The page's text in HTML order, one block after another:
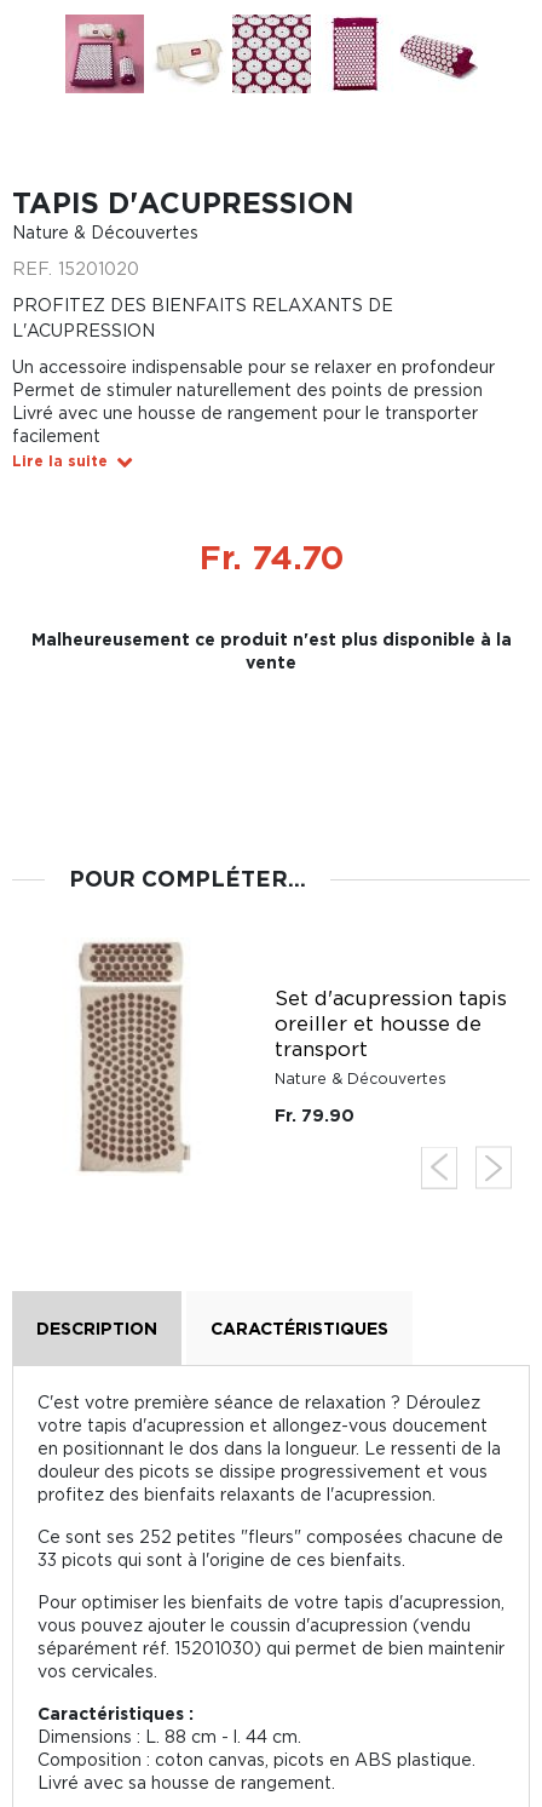
TAPIS D'ACUPRESSION
Nature & Découvertes
REF. 15201020
PROFITEZ DES BIENFAITS RELAXANTS DE
L'ACUPRESSION
Un accessoire indispensable pour se relaxer en profondeur
Permet de stimuler naturellement des points de pression
Livré avec une housse de rangement pour le transporter
facilement
Lire la suite
Fr. 74.70
Malheureusement ce produit n'est plus disponible à la
vente
POUR COMPLÉTER...
Set d'acupression tapis
oreiller et housse de
transport
Nature & Découvertes
Fr. 79.90
DESCRIPTION CARACTÉRISTIQUES
C'est votre première séance de relaxation ? Déroulez
votre tapis d'acupression et allongez-vous doucement
en positionnant le dos dans la longueur. Le ressenti de la
douleur des picots se dissipe progressivement et vous
profitez des bienfaits relaxants de l'acupression.
Ce sont ses 252 petites "fleurs" composées chacune de
33 picots qui sont à l'origine de ces bienfaits.
Pour optimiser les bienfaits de votre tapis d'acupression,
vous pouvez ajouter le coussin d'acupression (vendu
séparément réf. 15201030) qui permet de bien maintenir
vos cervicales.
Caractéristiques :
Dimensions : L. 88 cm - l. 44 cm.
Composition : coton canvas, picots en ABS plastique.
Livré avec sa housse de rangement.